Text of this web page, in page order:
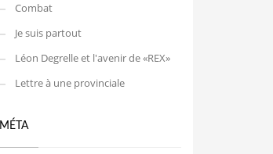
Combat
Je suis partout
Léon Degrelle et l'avenir de «REX»
Lettre à une provinciale
MÉTA